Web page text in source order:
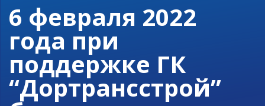
6 февраля 2022
года при
поддержке ГК
“Дортрансстрой”